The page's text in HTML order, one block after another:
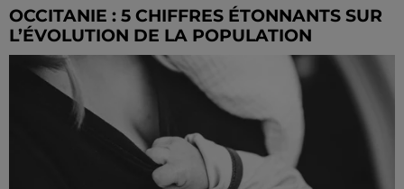
OCCITANIE : 5 CHIFFRES ÉTONNANTS SUR
L’ÉVOLUTION DE LA POPULATION